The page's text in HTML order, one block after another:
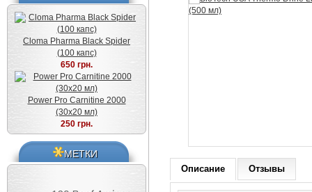
Cloma Pharma Black Spider
(100 капс)
650 грн.
Power Pro Carnitine 2000
(30x20 мл)
250 грн.
МЕТКИ
Описание Отзывы